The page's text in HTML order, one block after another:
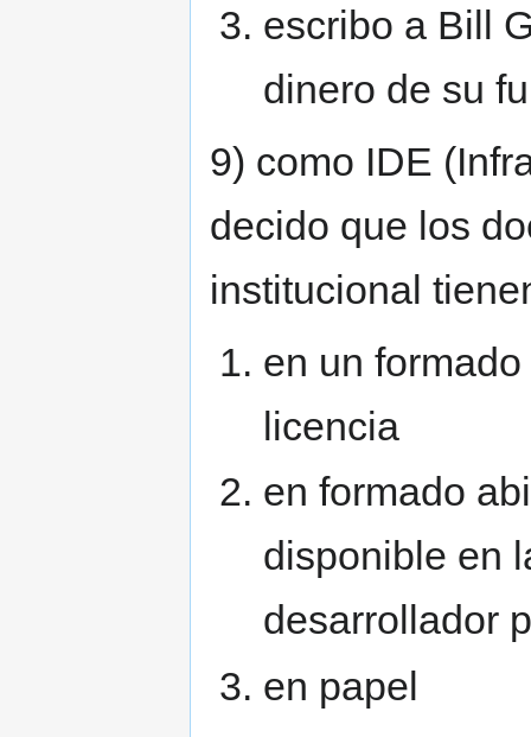
escribo a Bill
dinero de su
9) como IDE
decido que los
institucional
en un
licencia
en formado
disponible en
desarrollador
en papel